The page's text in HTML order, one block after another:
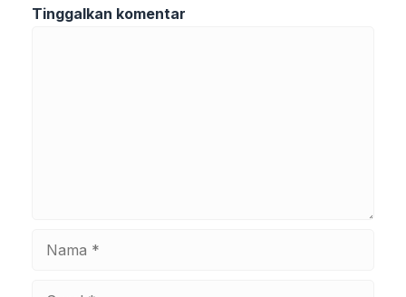
Tinggalkan komentar